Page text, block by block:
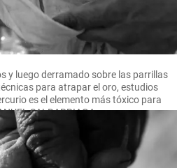
y luego derramado sobre las parrillas
para atrapar el oro, estudios
es el elemento más tóxico para
SALDARRIAGA